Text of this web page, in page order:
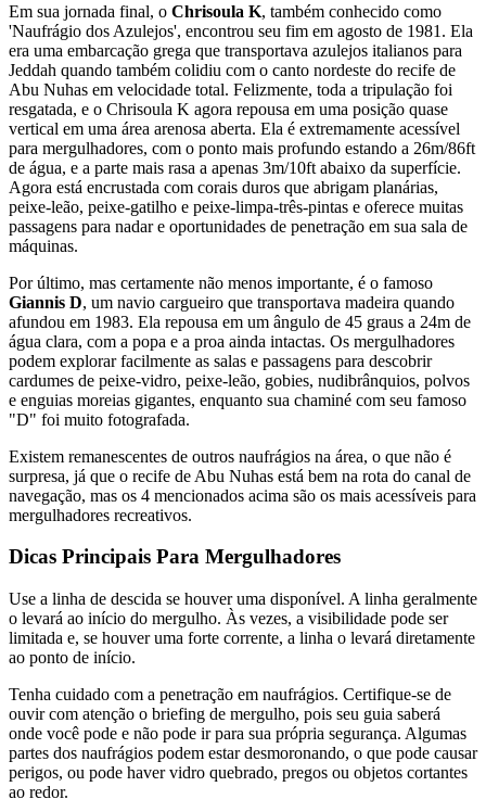
Em sua jornada final, o Chrisoula K, também conhecido como
'Naufrágio dos Azulejos', encontrou seu fim em agosto de 1981. Ela
era uma embarcação grega que transportava azulejos italianos para
Jeddah quando também colidiu com o canto nordeste do recife de
Abu Nuhas em velocidade total. Felizmente, toda a tripulação foi
resgatada, e o Chrisoula K agora repousa em uma posição quase
vertical em uma área arenosa aberta. Ela é extremamente acessível
para mergulhadores, com o ponto mais profundo estando a 26m/86ft
de água, e a parte mais rasa a apenas 3m/10ft abaixo da superfície.
Agora está encrustada com corais duros que abrigam planárias,
peixe-leão, peixe-gatilho e peixe-limpa-três-pintas e oferece muitas
passagens para nadar e oportunidades de penetração em sua sala de
máquinas.
Por último, mas certamente não menos importante, é o famoso
Giannis D, um navio cargueiro que transportava madeira quando
afundou em 1983. Ela repousa em um ângulo de 45 graus a 24m de
água clara, com a popa e a proa ainda intactas. Os mergulhadores
podem explorar facilmente as salas e passagens para descobrir
cardumes de peixe-vidro, peixe-leão, gobies, nudibrânquios, polvos
e enguias moreias gigantes, enquanto sua chaminé com seu famoso
"D" foi muito fotografada.
Existem remanescentes de outros naufrágios na área, o que não é
surpresa, já que o recife de Abu Nuhas está bem na rota do canal de
navegação, mas os 4 mencionados acima são os mais acessíveis para
mergulhadores recreativos.
Dicas Principais Para Mergulhadores
Use a linha de descida se houver uma disponível. A linha geralmente
o levará ao início do mergulho. Às vezes, a visibilidade pode ser
limitada e, se houver uma forte corrente, a linha o levará diretamente
ao ponto de início.
Tenha cuidado com a penetração em naufrágios. Certifique-se de
ouvir com atenção o briefing de mergulho, pois seu guia saberá
onde você pode e não pode ir para sua própria segurança. Algumas
partes dos naufrágios podem estar desmoronando, o que pode causar
perigos, ou pode haver vidro quebrado, pregos ou objetos cortantes
ao redor.